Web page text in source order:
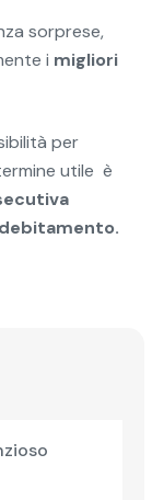
sorprese,
i migliori
per
utile è